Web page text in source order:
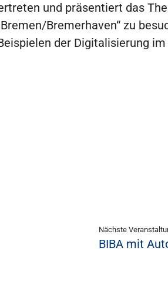
und präsentiert das
Bremerhaven“ zu
der Digitalisierung
Nächste
BIBA mit